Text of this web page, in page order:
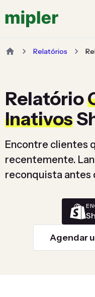
Relatórios
Relatório
Inativos
Encontre clientes
recentemente.
reconquista antes
Agendar